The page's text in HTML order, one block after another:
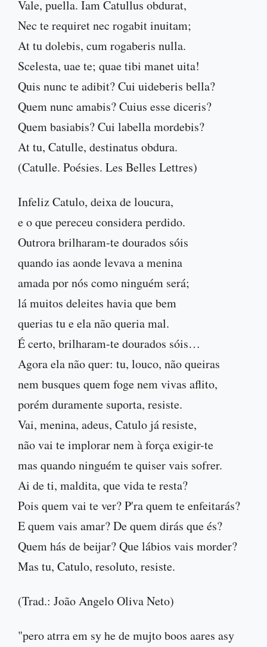
Vale, puella. Iam Catullus obdurat,
Nec te requiret nec rogabit inuitam;
At tu dolebis, cum rogaberis nulla.
Scelesta, uae te; quae tibi manet uita!
Quis nunc te adibit? Cui uideberis bella?
Quem nunc amabis? Cuius esse diceris?
Quem basiabis? Cui labella mordebis?
At tu, Catulle, destinatus obdura.
(Catulle. Poésies. Les Belles Lettres)
Infeliz Catulo, deixa de loucura,
e o que pereceu considera perdido.
Outrora brilharam-te dourados sóis
quando ias aonde levava a menina
amada por nós como ninguém será;
lá muitos deleites havia que bem
querias tu e ela não queria mal.
É certo, brilharam-te dourados sóis…
Agora ela não quer: tu, louco, não queiras
nem busques quem foge nem vivas aflito,
porém duramente suporta, resiste.
Vai, menina, adeus, Catulo já resiste,
não vai te implorar nem à força exigir-te
mas quando ninguém te quiser vais sofrer.
Ai de ti, maldita, que vida te resta?
Pois quem vai te ver? P'ra quem te enfeitarás?
E quem vais amar? De quem dirás que és?
Quem hás de beijar? Que lábios vais morder?
Mas tu, Catulo, resoluto, resiste.
(Trad.: João Angelo Oliva Neto)
"pero atrra em sy he de mujto boos aares asy